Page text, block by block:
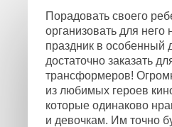
Порадовать своего
организовать для
праздник в особенный
достаточно заказать
трансформеров!
из любимых героев
которые одинаково
и девочкам. Им точно